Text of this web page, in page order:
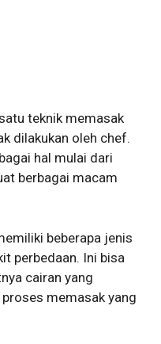
teknik memasak
dilakukan oleh chef.
hal mulai dari
berbagai macam
beberapa jenis
perbedaan. Ini bisa
cairan yang
memasak yang